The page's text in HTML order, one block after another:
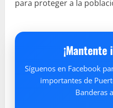
para proteger a la
Síguenos en Facebook
importantes de
Banderas